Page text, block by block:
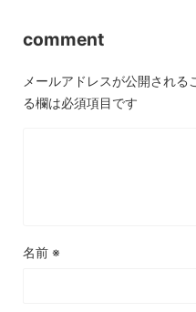
comment
メールアドレスが公開される
る欄は必須項目です
名前 ※